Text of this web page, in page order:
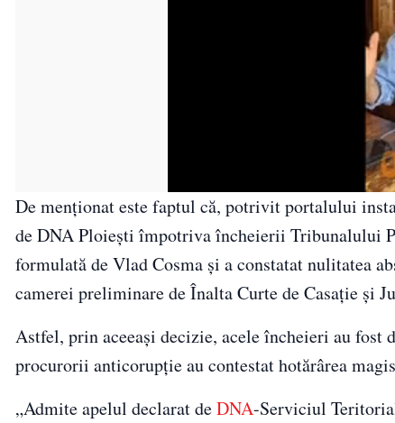
De menționat este faptul că, potrivit portalului
de DNA Ploieşti împotriva încheierii Tribunalului
formulată de Vlad Cosma şi a constatat nulitatea
camerei preliminare de Înalta Curte de Casaţie şi
Astfel, prin aceeaşi decizie, acele încheieri au
procurorii anticorupţie au contestat hotărârea
„Admite apelul declarat deDNA-Serviciul